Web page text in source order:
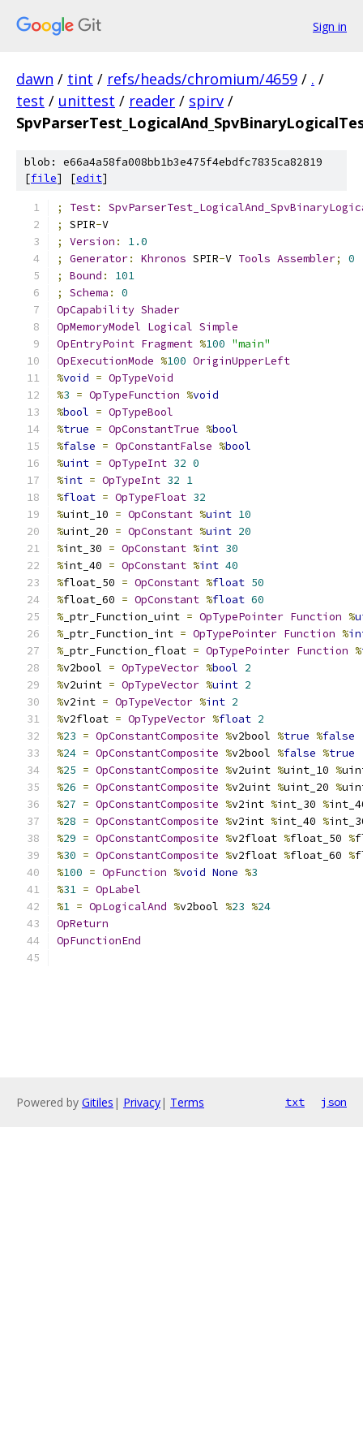
Sign in
dawn / tint / refs/heads/chromium/4659 / . /
test / unittest / reader / spirv /
blob: e66a4a58fa008bb1b3e475f4ebdfc7835ca82819
[file] [edit]
; Test:
;
SPIR-V
;
Version :
1.0
;
Generator: Khronos SPIR-V Tools Assembler;
0
;
Bound :
101
;
Schema :
0
OpCapability Shader
OpMemoryModel Logical Simple
OpEntryPoint Fragment %100 "main"
OpExecutionMode %100 OriginUpperLeft
%void = OpTypeVoid
%3 = OpTypeFunction %void
%bool = OpTypeBool
%true = OpConstantTrue %bool
%false = OpConstantFalse %bool
%uint = OpTypeInt 32 0
%int = OpTypeInt 32 1
%float = OpTypeFloat 32
%uint_10 = OpConstant %uint 10
%uint_20 = OpConstant %uint 20
%int_30 = OpConstant %int 30
%int_40 = OpConstant %int 40
%float_50 = OpConstant %float 50
%float_60 = OpConstant %float 60
% _ptr_Function_uint = OpTypePointer Function %
% _ptr_Function_int = OpTypePointer Function %
% _ptr_Function_float = OpTypePointer Function %
%v2bool = OpTypeVector %bool 2
%v2uint = OpTypeVector %uint 2
%v2int = OpTypeVector %int 2
%v2float = OpTypeVector %float 2
%23 = OpConstantComposite %v2bool %true %false
%24 = OpConstantComposite %v2bool %false %true
%25 = OpConstantComposite %v2uint %uint_10 %
%26 = OpConstantComposite %v2uint %uint_20 %
%27 = OpConstantComposite %v2int %int_30 %
%28 = OpConstantComposite %v2int %int_40 %
%29 = OpConstantComposite %v2float %float_50 %
%30 = OpConstantComposite %v2float %float_60 %
%100 = OpFunction %void None %3
%31 = OpLabel
%1 = OpLogicalAnd %v2bool %23 %24
OpReturn
OpFunctionEnd
Powered by Gitiles | Privacy| Terms txt json